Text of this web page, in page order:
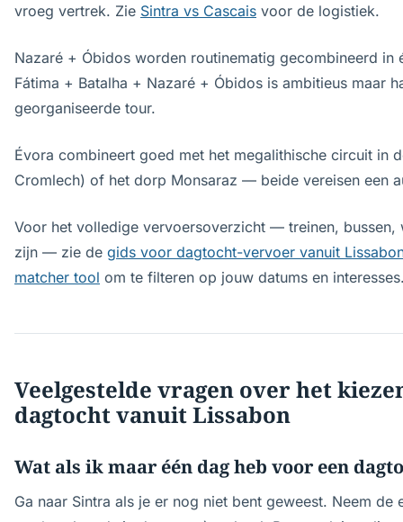
vroeg vertrek. Zie Sintra vs Cascais voor de logistiek.
Nazaré + Óbidos worden routinematig gecombineerd in
Fátima + Batalha + Nazaré + Óbidos is ambitieus maar
georganiseerde tour.
Évora combineert goed met het megalithische circuit in
Cromlech) of het dorp Monsaraz — beide vereisen een
Voor het volledige vervoersoverzicht — treinen, bussen,
zijn — zie de gids voor dagtocht-vervoer vanuit
matcher tool om te filteren op jouw datums en
Veelgestelde vragen over het
dagtocht vanuit Lissabon
Wat als ik maar één dag heb voor een
Ga naar Sintra als je er nog niet bent geweest. Neem de